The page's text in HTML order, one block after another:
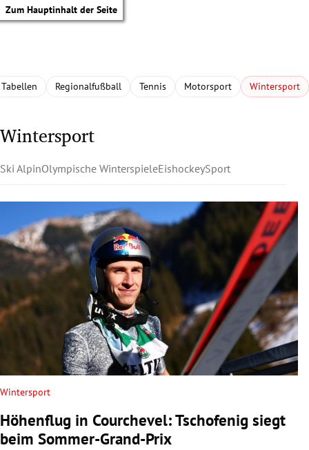
Zum Hauptinhalt der Seite
Untermenü
Untermenü
Untermenü
Untermenü
Untermenü
Tabellen Regionalfußball Tennis Motorsport Wintersport
Wintersport
Ski AlpinOlympische WinterspieleEishockeySport
Wintersport
Höhenflug in Courchevel: Tschofenig siegt
beim Sommer-Grand-Prix